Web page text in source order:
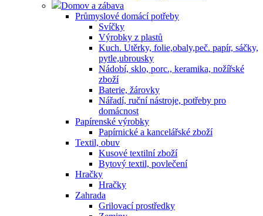
Domov a zábava
Průmyslové domácí potřeby
Svíčky
Výrobky z plastů
Kuch. Utěrky, folie,obaly,peč. papír, sáčky,
pytle,ubrousky
Nádobí, sklo, porc., keramika, nožířské
zboží
Baterie, žárovky
Nářadí, ruční nástroje, potřeby pro
domácnost
Papírenské výrobky
Papírnické a kancelářské zboží
Textil, obuv
Kusové textilní zboží
Bytový textil, povlečení
Hračky
Hračky
Zahrada
Grilovací prostředky